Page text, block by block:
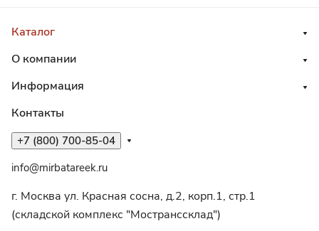
Каталог
О компании
Информация
Контакты
+7 (800) 700-85-04
info@mirbatareek.ru
г. Москва ул. Красная сосна, д.2, корп.1, стр.1
(складской комплекс "Мостранссклад")